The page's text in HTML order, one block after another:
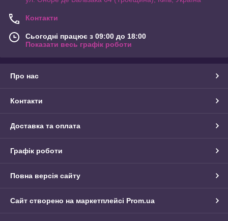
Контакти
Сьогодні працює з 09:00 до 18:00
Показати весь графік роботи
Про нас
Контакти
Доставка та оплата
Графік роботи
Повна версія сайту
Сайт створено на маркетплейсі Prom.ua